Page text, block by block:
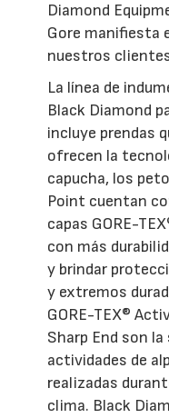
Diamond
Gore manifiesta
nuestros
La línea de
Black Diamond
incluye prendas
ofrecen la
capucha, los
Point cuentan
capas GORE-
con más
y brindar
y extremos
GORE-TEX®
Sharp End son
actividades de
realizadas
clima. Black